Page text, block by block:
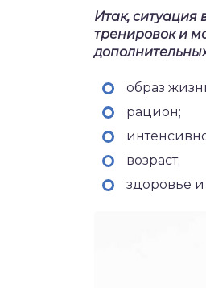
Итак, ситуация
тренировок и
образ
рацион;
возраст;
здоровье